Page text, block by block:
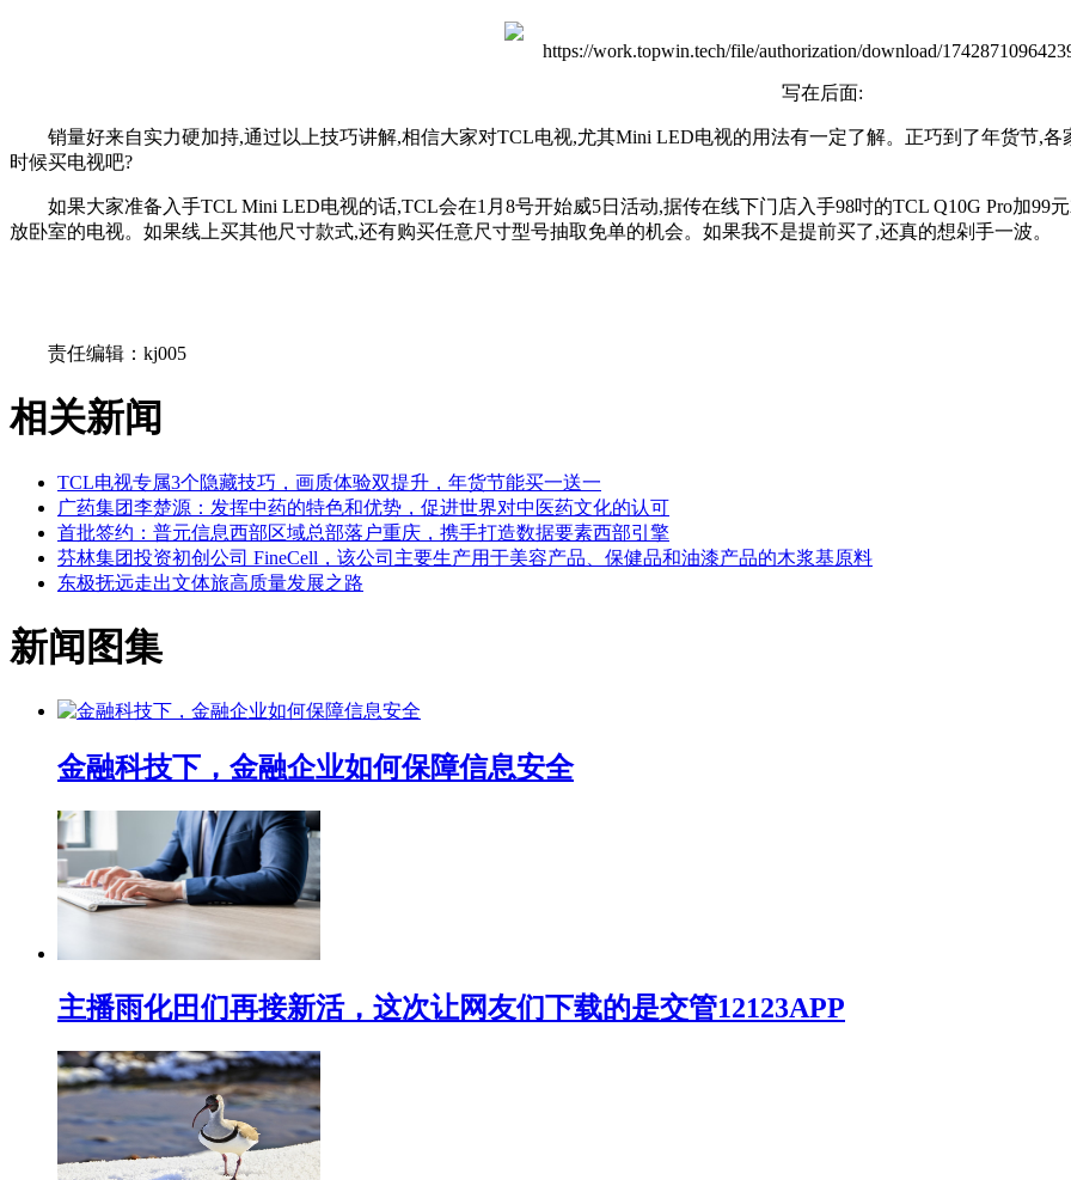
写在后面:
销量好来自实力硬加持,通过以上技巧讲解,相信大家对TCL电视,尤其Mini LED电视的用法有一定了解。正巧到了年货节,
时候买电视吧?
如果大家准备入手TCL Mini LED电视的话,TCL会在1月8号开始威5日活动,据传在线下门店入手98吋的TCL Q10G Pro加
放卧室的电视。如果线上买其他尺寸款式,还有购买任意尺寸型号抽取免单的机会。如果我不是提前买了,还真的想剁手一波。
责任编辑：kj005
相关新闻
TCL电视专属3个隐藏技巧，画质体验双提升，年货节能买一送一
广药集团李楚源：发挥中药的特色和优势，促进世界对中医药文化的认可
首批签约：普元信息西部区域总部落户重庆，携手打造数据要素西部引擎
芬林集团投资初创公司 FineCell，该公司主要生产用于美容产品、保健品和油漆产品的木浆基原料
东极抚远走出文体旅高质量发展之路
新闻图集
金融科技下，金融企业如何保障信息安全
主播雨化田们再接新活，这次让网友们下载的是交管12123APP